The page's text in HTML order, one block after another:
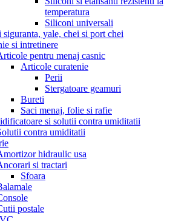
temperatura
Siliconi universali
yale, chei si port chei
si intretinere
pentru menaj casnic
Articole curatenie
Perii
Stergatoare geamuri
Bureti
Saci menaj, folie si rafie
si solutii contra umiditatii
contra umiditatii
hidraulic usa
si tractari
Sfoara
postale